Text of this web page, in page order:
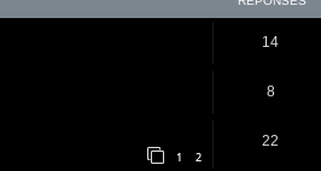
14
8
1 2
22